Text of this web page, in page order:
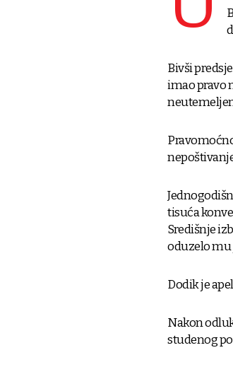
Bivši
imao pravo
tisuća
Središnje
oduzelo mu
Dodik je
Nakon
studenog